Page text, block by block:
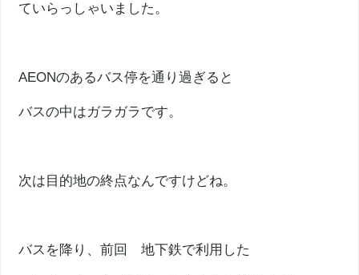
ていらっしゃいました。
AEONのあるバス停を通り過ぎると
バスの中はガラガラです。
次は目的地の終点なんですけどね。
バスを降り、前回 地下鉄で利用した